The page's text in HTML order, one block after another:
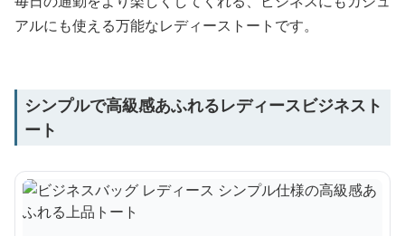
アルにも使える万能なレディーストートです。
シンプルで高級感あふれるレディースビジネスト
ート